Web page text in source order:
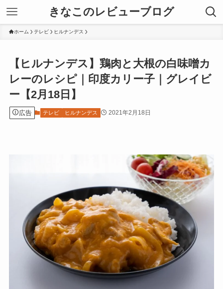
きなこのレビューブログ
ホーム テレビ ヒルナンデス
【ヒルナンデス】鶏肉と大根の白味噌カ
レーのレシピ｜印度カリー子｜グレイビ
ー【2月18日】
広告 テレビ ヒルナンデス 2021年2月18日